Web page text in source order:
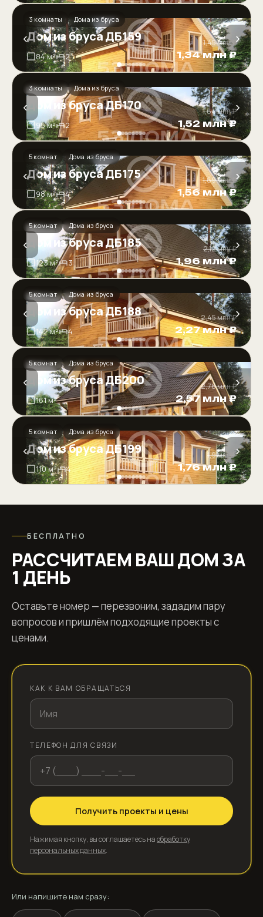
‹ ›
3 комнаты Дома из бруса
Дом из бруса ДБ159
84 м² 2
1,45 млн ₽
1,34 млн ₽
‹ ›
3 комнаты Дома из бруса
Дом из бруса ДБ170
95 м² 2
1,64 млн ₽
1,52 млн ₽
‹ ›
5 комнат Дома из бруса
Дом из бруса ДБ175
98 м² 4
1,69 млн ₽
1,56 млн ₽
‹ ›
5 комнат Дома из бруса
Дом из бруса ДБ185
123 м² 3
2,12 млн ₽
1,96 млн ₽
‹ ›
5 комнат Дома из бруса
Дом из бруса ДБ188
142 м² 4
2,45 млн ₽
2,27 млн ₽
‹ ›
5 комнат Дома из бруса
Дом из бруса ДБ200
161 м²
2,78 млн ₽
2,57 млн ₽
‹ ›
5 комнат Дома из бруса
Дом из бруса ДБ199
110 м² 4
1,9 млн ₽
1,76 млн ₽
БЕСПЛАТНО
РАССЧИТАЕМ ВАШ ДОМ ЗА
1 ДЕНЬ
Оставьте номер — перезвоним, зададим пару
вопросов и пришлём подходящие проекты с
ценами.
Или напишите нам сразу:
КАК К ВАМ ОБРАЩАТЬСЯ
ТЕЛЕФОН ДЛЯ СВЯЗИ
Получить проекты и цены
Нажимая кнопку, вы соглашаетесь наобработку
персональных данных.